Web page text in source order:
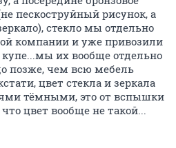
пескоструйный рисунок, а
стекло мы отдельно
компании и уже привозили
их вообще отдельно
позже, чем всю мебель
цвет стекла и зеркала
тёмными, это от вспышки
цвет вообще не такой...